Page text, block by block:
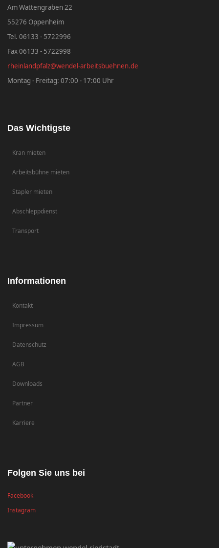
Am Wattengraben 22
55276 Oppenheim
Tel. 06133 - 5722996
Fax 06133 - 5722998
rheinlandpfalz@wendel-arbeitsbuehnen.de
Montag - Freitag: 07:00 - 17:00 Uhr
Das Wichtigste
Kran mieten
Arbeitsbühne mieten
Stapler mieten
Abschleppdienst
Transport
Informationen
Kontakt
Impressum
Datenschutz
AGB
Downloads
Partner
Karriere
Folgen Sie uns bei
Facebook
Instagram